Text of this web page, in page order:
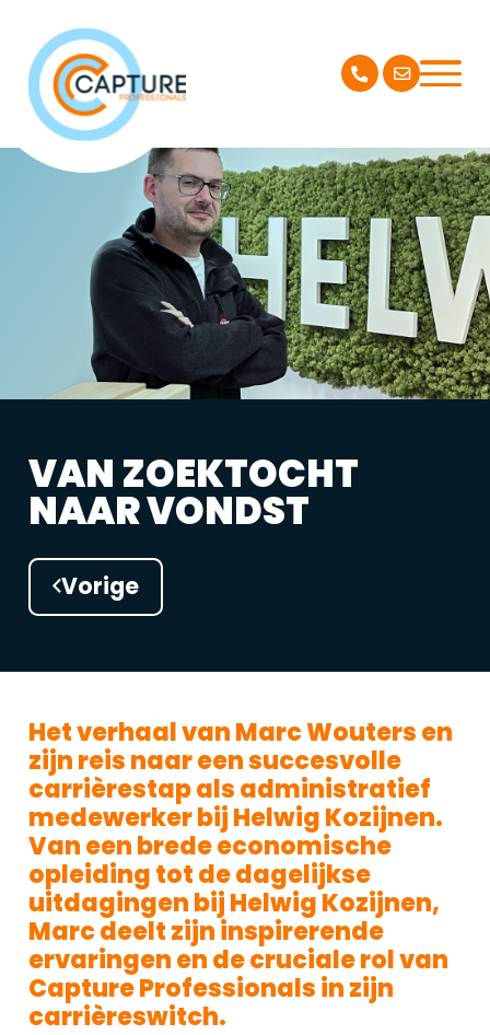
VAN ZOEKTOCHT
NAAR VONDST
Vorige
Het verhaal van Marc Wouters en
zijn reis naar een succesvolle
carrièrestap als administratief
medewerker bij Helwig Kozijnen.
Van een brede economische
opleiding tot de dagelijkse
uitdagingen bij Helwig Kozijnen,
Marc deelt zijn inspirerende
ervaringen en de cruciale rol van
Capture Professionals in zijn
carrièreswitch.